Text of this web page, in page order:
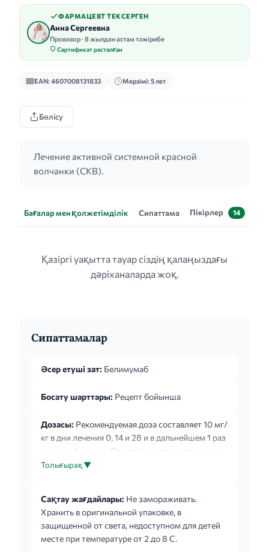
ФАРМАЦЕВТ ТЕКСЕРГЕН
Анна Сергеевна
Провизор · 8 жылдан астам тәжірибе
Сертификат расталған
EAN: 4607008131833 Мерзімі: 5 лет
Бөлісу
Лечение активной системной красной
волчанки (СКВ).
Бағалар мен қолжетімділік Сипаттама Пікірлер 14
Қазіргі уақытта тауар сіздің қалаңыздағы
дәріханаларда жоқ.
Сипаттамалар
Әсер етуші зат: Белимумаб
Босату шарттары: Рецепт бойынша
Дозасы: Рекомендуемая доза составляет 10 мг/
кг в дни лечения 0, 14 и 28 и в дальнейшем 1 раз
каждые 4 недели. Препарат следует применять
неопределенно долго. Вводится внутривенно
должна осуществляться в течение 1 часа.
Препарат не должен вводиться внутривенно
струйно или болюсно. При возникновении у
пациента инфузионных реакций скорость
Толығырақ ▼
Сақтау жағдайлары: Не замораживать.
Хранить в оригинальной упаковке, в
защищенной от света, недоступном для детей
месте при температуре от 2 до 8 С.